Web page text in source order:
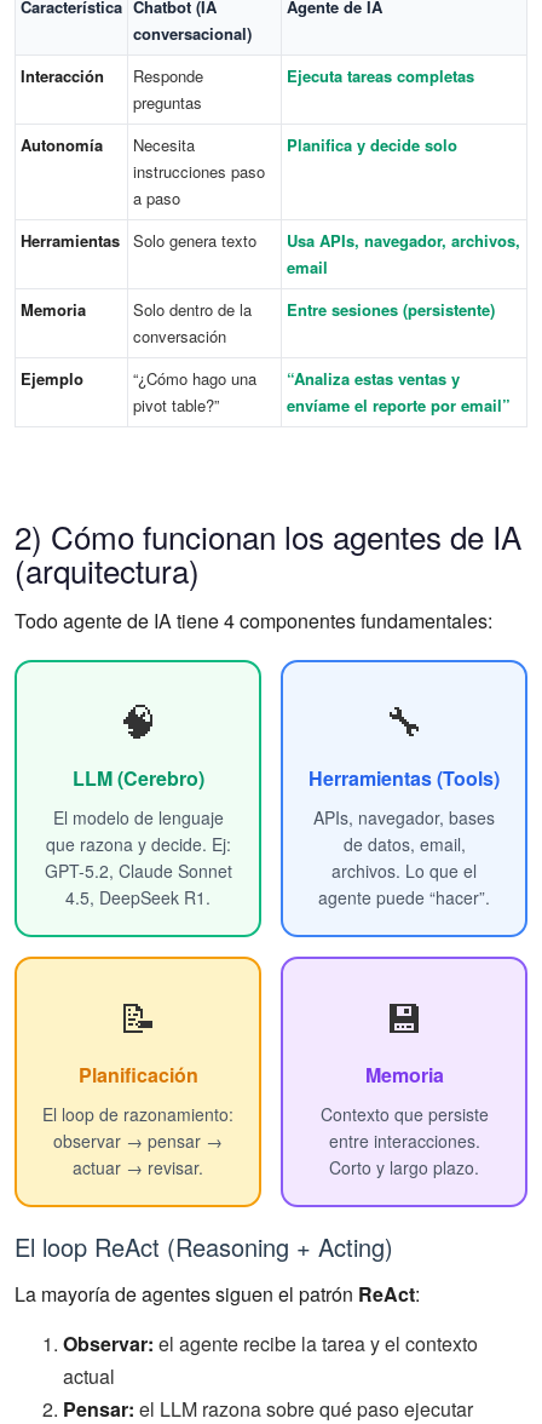
Característica Chatbot (IA
conversacional)
Agente de IA
Interacción
Responde
preguntas
Ejecuta tareas completas
Autonomía
Necesita
instrucciones paso
a paso
Planifica y decide solo
Herramientas Solo genera texto
Usa APIs, navegador, archivos,
email
Memoria
Solo dentro de la
conversación
Entre sesiones (persistente)
Ejemplo
“¿Cómo hago una
pivot table?”
“Analiza estas ventas y
envíame el reporte por email”
2) Cómo funcionan los agentes de IA
(arquitectura)
Todo agente de IA tiene 4 componentes fundamentales:
🧠
LLM (Cerebro)
El modelo de lenguaje
que razona y decide. Ej:
GPT-5.2, Claude Sonnet
4.5, DeepSeek R1.
🔧
Herramientas (Tools)
APIs, navegador, bases
de datos, email,
archivos. Lo que el
agente puede “hacer”.
📝
Planificación
El loop de razonamiento:
observar → pensar →
actuar → revisar.
💾
Memoria
Contexto que persiste
entre interacciones.
Corto y largo plazo.
El loop ReAct (Reasoning + Acting)
La mayoría de agentes siguen el patrón ReAct:
Observar: el agente recibe la tarea y el contexto
actual
Pensar: el LLM razona sobre qué paso ejecutar